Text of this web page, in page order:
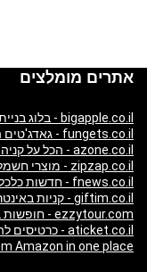
אתרים מומלצים
bigapple.co.il - בלוג בניית אתרים
fungets.co.il - גאדג'טים הכי שווים
azone.co.il - הכל על קניה באמזון
zipzap.co.il - מוצרי חשמל במחירים הגיוניים
fnews.co.il - חדשות כלכלה
giftim.co.il - קניות באינטרנט
ezzytour.com - חופשות בארץ ובעולם
aticket.co.il - כרטיסים להופעות
Amazon in one place